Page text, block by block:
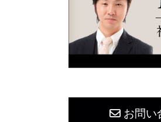
お問い